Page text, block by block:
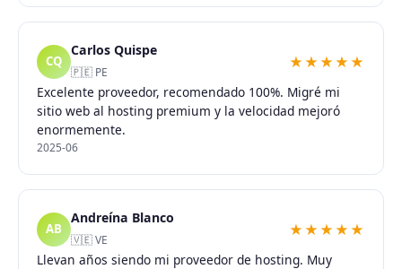
CQ
Carlos Quispe
🇵🇪 PE
★★★★★
Excelente proveedor, recomendado 100%. Migré mi
sitio web al hosting premium y la velocidad mejoró
enormemente.
2025-06
AB
Andreína Blanco
🇻🇪 VE
★★★★★
Llevan años siendo mi proveedor de hosting. Muy